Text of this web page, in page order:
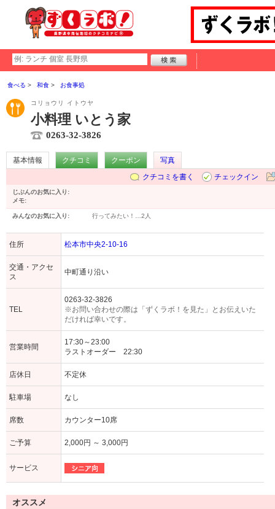
食べる 和食 お食事処
コリョウリ イトウヤ
小料理 いとう家
0263-32-3826
基本情報 クチコミ クーポン
写真
クチコミを書く
チェックイン
じぶんのお気に入り:
メモ:
みんなのお気に入り: 行ってみたい！… 2人
住所 松本市中央2-10-16
交通・アクセ
ス
中町通り沿い
TEL
0263-32-3826
※お問い合わせの際は「ずくラボ！を見た」とお伝えいた
だければ幸いです。
営業時間
17:30～23:00
ラストオーダー 22:30
店休日 不定休
駐車場 なし
席数 カウンター10席
ご予算 2,000円 ～ 3,000円
サービス
オススメ